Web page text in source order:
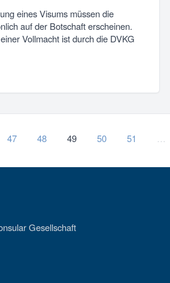
eines Visums müssen die
auf der Botschaft erscheinen.
Vollmacht ist durch die DVKG
47 48 49 50 51 …
Gesellschaft